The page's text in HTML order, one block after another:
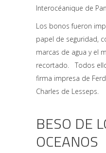
Interocéanique de
Los bonos fueron
papel de seguridad,
marcas de agua y el
recortado. Todos
firma impresa de
Charles de Lesseps.
BESO DE
OCEANOS